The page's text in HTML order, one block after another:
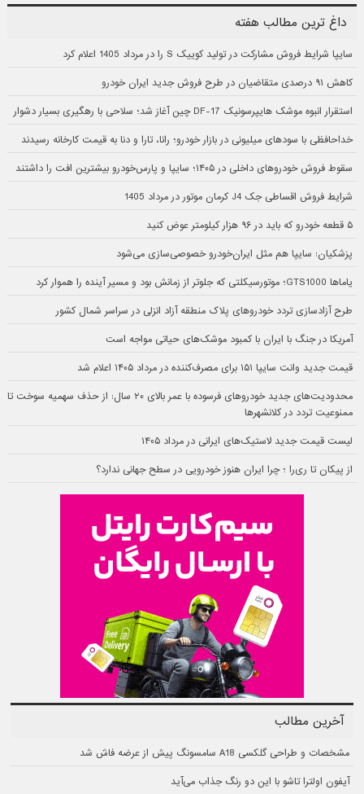
داغ ترین مطالب هفته
سایپا شرایط فروش مشارکت در تولید کوییک S را در مرداد 1405 اعلام کرد
کاهش ۹۱ درصدی متقاضیان در طرح فروش جدید ایران خودرو
استقرار انبوه موشک هایپرسونیک DF-17 چین آغاز شد؛ سلاحی با رهگیری بسیار دشوار
خداحافظی با سودهای میلیونی در بازار خودرو؛ رانا، تارا و دنا به قیمت کارخانه رسیدند
سقوط فروش خودروهای داخلی در ۱۴۰۵؛ سایپا و پارس‌خودرو بیشترین افت را داشتند
شرایط فروش اقساطی جک J4 کرمان موتور در مرداد 1405
۵ قطعه خودرو که باید در ۹۶ هزار کیلومتر عوض کنید
پزشکیان: سایپا هم مثل ایران‌خودرو خصوصی‌سازی می‌شود
یاماها GTS1000؛ موتورسیکلتی که جلوتر از زمانش بود و مسیر آینده را هموار کرد
طرح آزادسازی تردد خودروهای پلاک منطقه آزاد انزلی در سراسر شمال کشور
آمریکا در جنگ با ایران با کمبود موشک‌های حیاتی مواجه است
قیمت جدید وانت سایپا ۱۵۱ برای مصرف‌کننده در مرداد ۱۴۰۵ اعلام شد
محدودیت‌های جدید خودروهای فرسوده با عمر بالای ۲۰ سال: از حذف سهمیه سوخت تا
ممنوعیت تردد در کلانشهرها
لیست قیمت جدید لاستیک‌های ایرانی در مرداد ۱۴۰۵
از پیکان تا ری‌را ؛ چرا ایران هنوز خودرویی در سطح جهانی ندارد؟
آخرین مطالب
مشخصات و طراحی گلکسی A18 سامسونگ پیش از عرضه فاش شد
آیفون اولترا تاشو با این دو رنگ جذاب می‌آید